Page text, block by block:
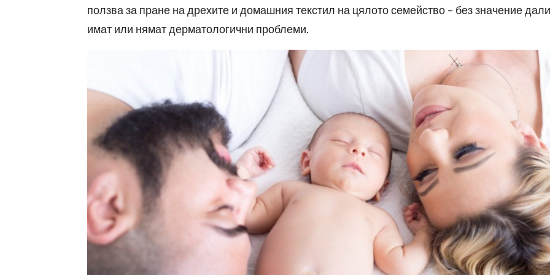
ползва за пране на дрехите и домашния текстил на цялото семейство – без значение дали
имат или нямат дерматологични проблеми.